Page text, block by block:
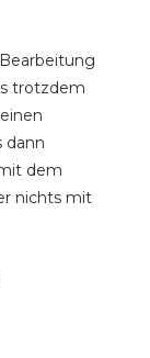
trotzdem
dann
dem
nichts mit